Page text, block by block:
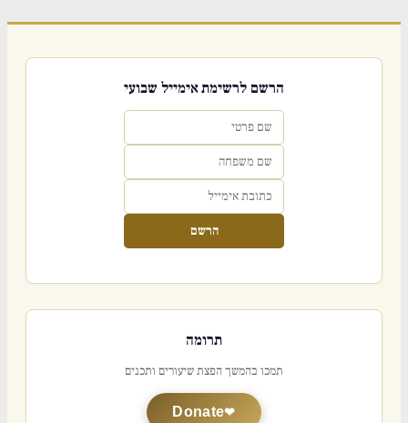
הרשם לרשימת אימייל שבועי
הרשם
תרומה
תמכו בהמשך הפצת שיעורים ותכנים
Donate